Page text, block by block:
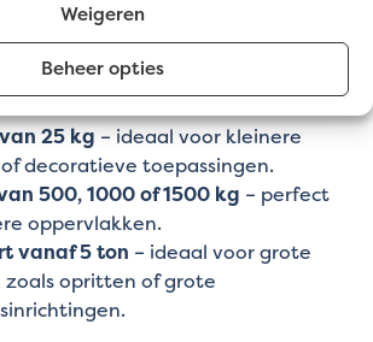
Weigeren
Beheer opties
project of een groot tuinplan
8 is verkrijgbaar in verschillende
25 kg– ideaal voor kleinere
decoratieve toepassingen.
500, 1000 of 1500 kg – perfect
oppervlakken.
vanaf 5 ton – ideaal voor grote
zoals opritten of grote